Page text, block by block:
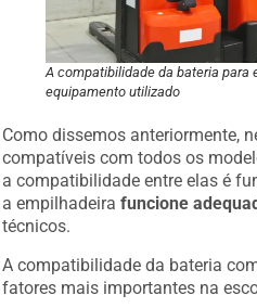
A compatibilidade da bateria para
equipamento utilizado
Como dissemos anteriormente,
compatíveis com todos os
a compatibilidade entre elas é
a empilhadeirafuncione
técnicos.
A compatibilidade da bateria
fatores mais importantes na